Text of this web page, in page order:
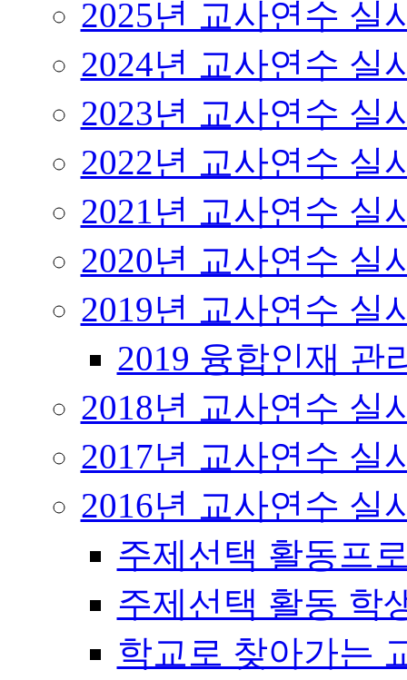
2025년 교사연수 실
2024년 교사연수 실
2023년 교사연수 실
2022년 교사연수 실
2021년 교사연수 실
2020년 교사연수 실
2019년 교사연수 실
2019 융합인재 관
2018년 교사연수 실
2017년 교사연수 실
2016년 교사연수 실
주제선택 활동프
주제선택 활동 학
학교로 찾아가는